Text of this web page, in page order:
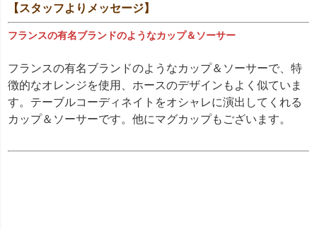
【スタッフよりメッセージ】
フランスの有名ブランドのようなカップ＆ソーサー
フランスの有名ブランドのようなカップ＆ソーサーで、特
徴的なオレンジを使用、ホースのデザインもよく似ていま
す。テーブルコーディネイトをオシャレに演出してくれる
カップ＆ソーサーです。他にマグカップもございます。